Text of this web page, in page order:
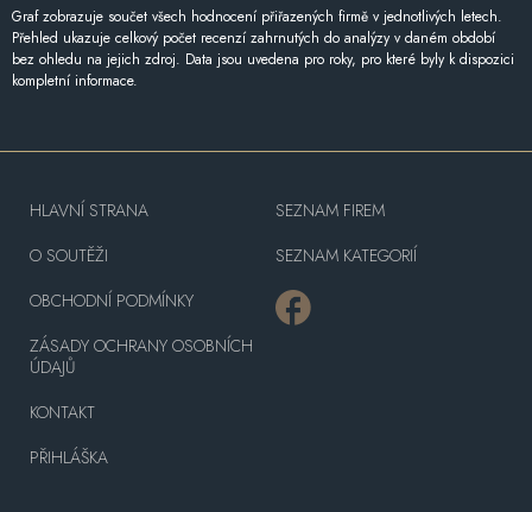
Graf zobrazuje součet všech hodnocení přiřazených firmě v jednotlivých letech.
Přehled ukazuje celkový počet recenzí zahrnutých do analýzy v daném období
bez ohledu na jejich zdroj. Data jsou uvedena pro roky, pro které byly k dispozici
kompletní informace.
HLAVNÍ STRANA
O SOUTĚŽI
OBCHODNÍ PODMÍNKY
ZÁSADY OCHRANY OSOBNÍCH
ÚDAJŮ
KONTAKT
PŘIHLÁŠKA
SEZNAM FIREM
SEZNAM KATEGORIÍ